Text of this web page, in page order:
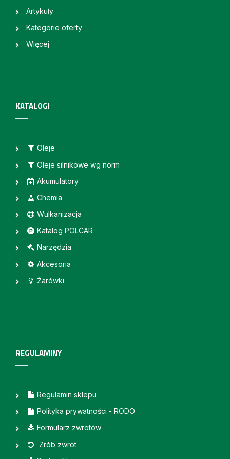
Artykuły
Kategorie oferty
Więcej
KATALOGI
Oleje
Oleje silnikowe wg norm
Akumulatory
Chemia
Wulkanizacja
Katalog POLCAR
Narzędzia
Akcesoria
Żarówki
REGULAMINY
Regulamin sklepu
Polityka prywatności - RODO
Formularz zwrotów
Zrób zwrot